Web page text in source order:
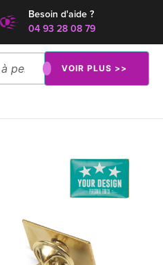
Besoin d'aide ?
04 93 28 08 79
VOIR PLUS >>